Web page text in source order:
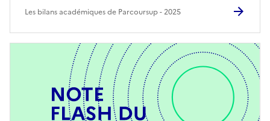
Les bilans académiques de Parcoursup 2025